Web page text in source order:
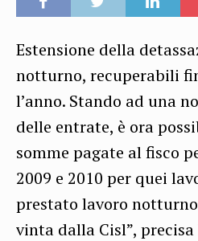
Estensione della
notturno, recuperabili
l’anno. Stando ad una
delle entrate, è ora
somme pagate al fisco
2009 e 2010 per quei
prestato lavoro
vinta dalla Cisl”,